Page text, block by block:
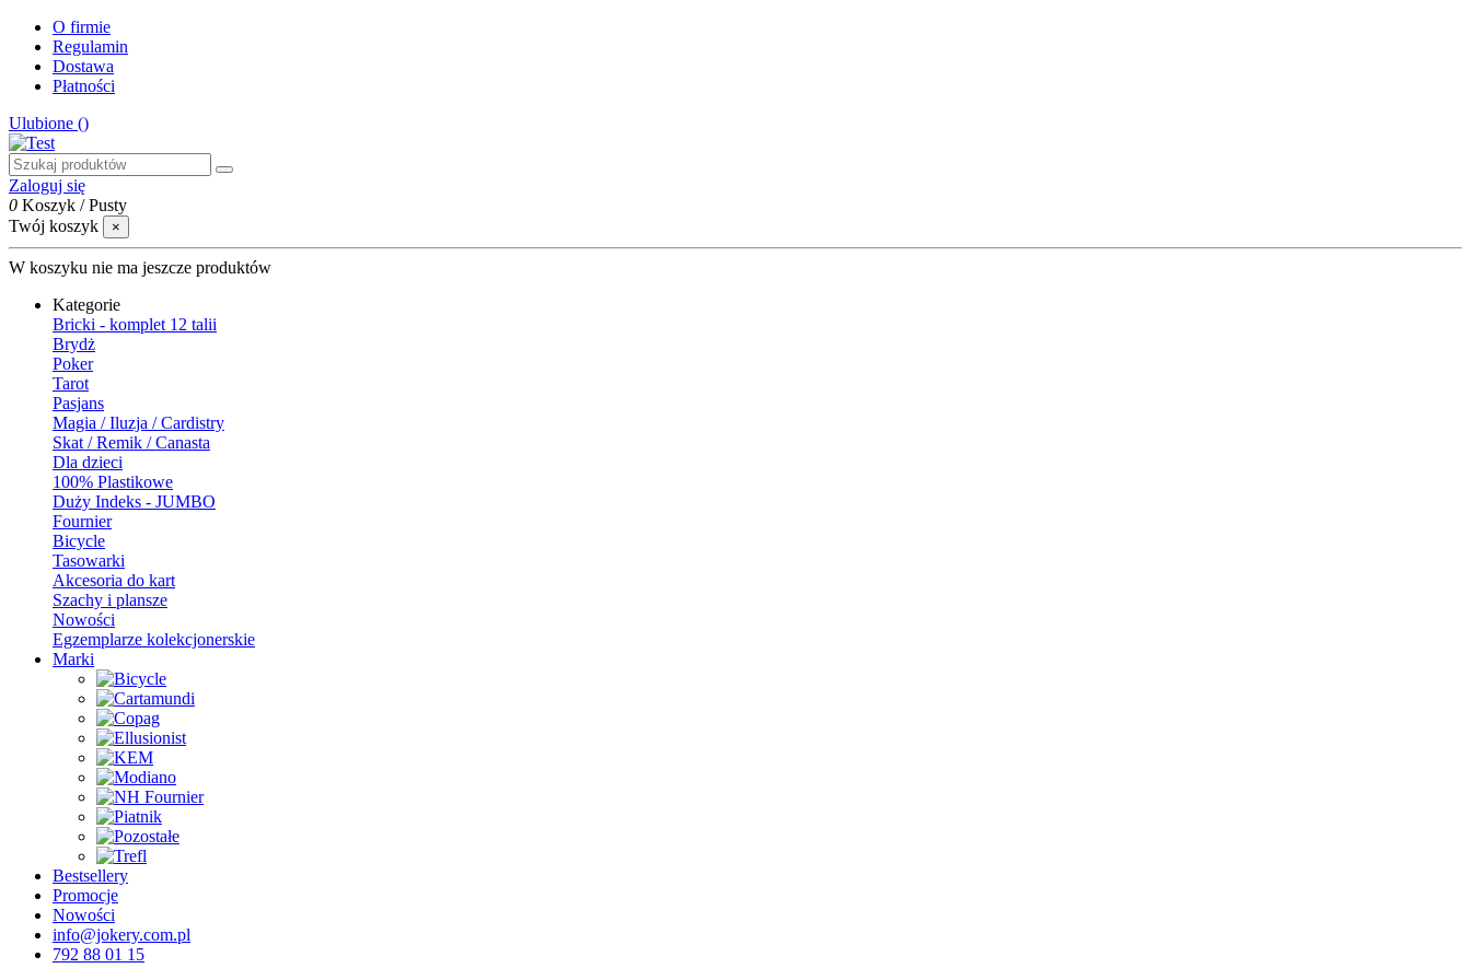
O firmie
Regulamin
Dostawa
Płatności
Ulubione ()
Zaloguj się
0 Koszyk /Pusty
Twój koszyk
×
W koszyku nie ma jeszcze produktów
Kategorie
Bricki - komplet 12 talii
Brydż
Poker
Tarot
Pasjans
Magia / Iluzja / Cardistry
Skat / Remik / Canasta
Dla dzieci
100% Plastikowe
Duży Indeks - JUMBO
Fournier
Bicycle
Tasowarki
Akcesoria do kart
Szachy i plansze
Nowości
Egzemplarze kolekcjonerskie
Marki
Bestsellery
Promocje
Nowości
info@jokery.com.pl
792 88 01 15